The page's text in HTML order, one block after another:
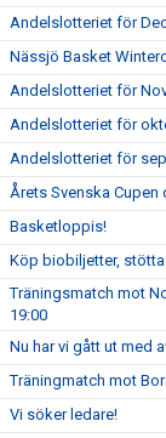
Andelslotteriet för
Nässjö Basket
Andelslotteriet för
Andelslotteriet för
Andelslotteriet för
Årets Svenska Cupen
Basketloppis!
Köp biobiljetter,
Träningsmatch mot
19:00
Nu har vi gått ut med
Träningmatch mot
Vi söker ledare!